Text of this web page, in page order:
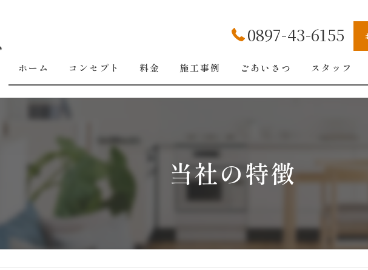
0897-43-6155
ホーム コンセプト 料金 施工事例 ごあいさつ スタッフ
当社の特徴